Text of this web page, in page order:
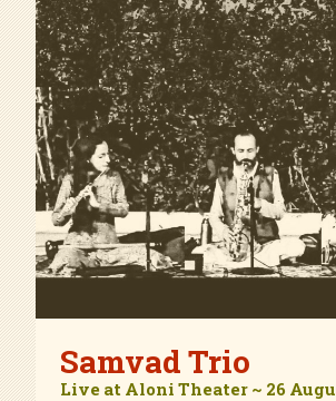
Samvad Trio
Live at Aloni Theater ~ 26